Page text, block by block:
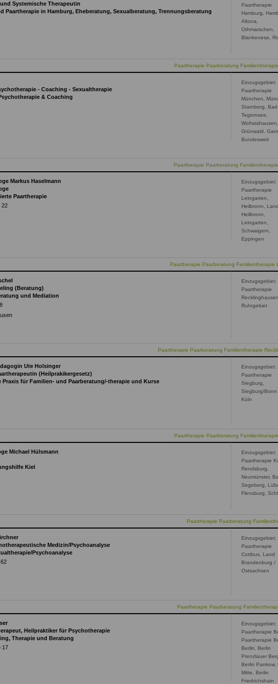
Systemische Therapeutin
Paartherapie in Hamburg, Eheberatung, Sexualberatung, Trennungsberatung
Paartherapie
Hamburg,
Altona,
Othmarschen,
Blankenese,
Paartherapie Paarberatung
- Coaching - Sexualtherapie
& Coaching
Einzugsgebiet:
Paartherapie
München,
Starnberg, Bad
Tegernsee,
Wofratshausen,
Grünwald,
Bundesweit
Paartherapie Paarberatung
Markus Haselmann
Paartherapie
22
Einzugsgebiet:
Paartherapie
Leingarten,
Heilbronn,
Heilbronn,
Leingarten,
Schwaigern,
Eppingen
Paartherapie Paarberatung Familientherapie
(Beratung)
und Mediation
Einzugsgebiet:
Paartherapie
Recklinghausen,
Ruhrgebiet
Paartherapie Paarberatung Familientherapie
Ute Holsinger
(Heilprakikergesetz)
Praxis für Familien- und Paarberatung/-therapie und Kurse
Einzugsgebiet:
Paartherapie
Siegburg,
Siegburg/Bonn
Köln
Paartherapie Paarberatung
Michael Hülsmann
Kiel
Einzugsgebiet:
Paartherapie
Rendsburg,
Neumünster,
Segeberg,
Flensburg,
Paartherapie Paarberatung
Medizin/Psychoanalyse
Psychoanalyse
Einzugsgebiet:
Paartherapie
Cottbus, Land
Brandenburg /
Ostsachsen
Paartherapie Paarberatung
Heilpraktiker für Psychotherapie
Therapie und Beratung
17
Einzugsgebiet:
Paartherapie
Paartherapie
Berlin, Berlin
Prenzlauer
Berlin Pankow,
Mitte, Berlin
Friedrichshain